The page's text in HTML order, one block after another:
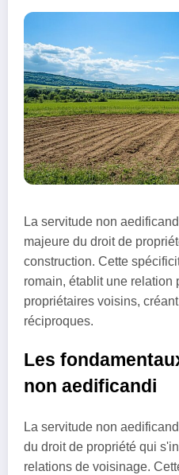
La servitude non
majeure du droit de
construction. Cette
romain, établit une relation
propriétaires voisins,
réciproques.
Les
non aedificandi
La servitude non
du droit de propriété qui
relations de voisinage.